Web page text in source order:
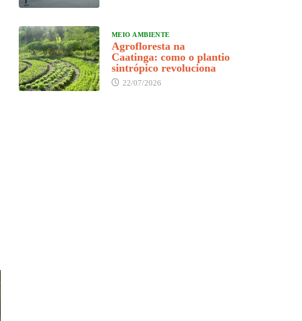
MEIO AMBIENTE
Agrofloresta na
Caatinga: como o plantio
sintrópico revoluciona
22/07/2026